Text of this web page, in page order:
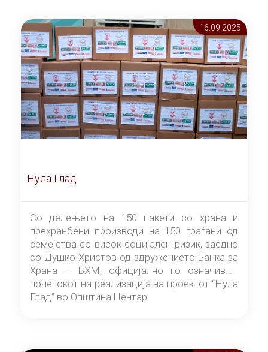
16.09 2025
Нула Глад
Со делењето на 150 пакети со храна и
прехранбени производи на 150 граѓани од
семејства со висок социјален ризик, заедно
со Душко Христов од здружението Банка за
Храна – БХМ, официјално го означивме
почетокот на реализација на проектот “Нула
Глад“ во Општина Центар